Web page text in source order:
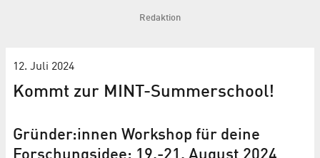
Redaktion
12. Juli 2024
Kommt zur MINT-Summerschool!
Gründer:innen Workshop für deine